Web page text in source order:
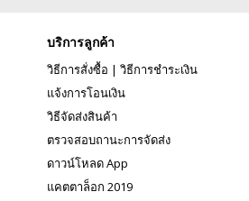
บริการลูกค้า
วิธีการสั่งซื้อ | วิธีการชำระเงิน
แจ้งการโอนเงิน
วิธีจัดส่งสินค้า
ตรวจสอบถานะการจัดส่ง
ดาวน์โหลด App
แคตตาล็อก 2019